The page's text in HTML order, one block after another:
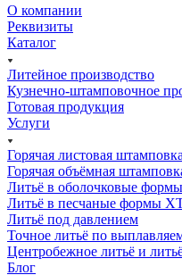
О компании
Реквизиты
Каталог
Литейное производство
Кузнечно-штамповочное
Готовая продукция
Услуги
Горячая листовая штамповка
Горячая объёмная
Литьё в оболочковые формы
Литьё в песчаные формы
Литьё под давлением
Точное литьё по
Центробежное литьё и
Блог